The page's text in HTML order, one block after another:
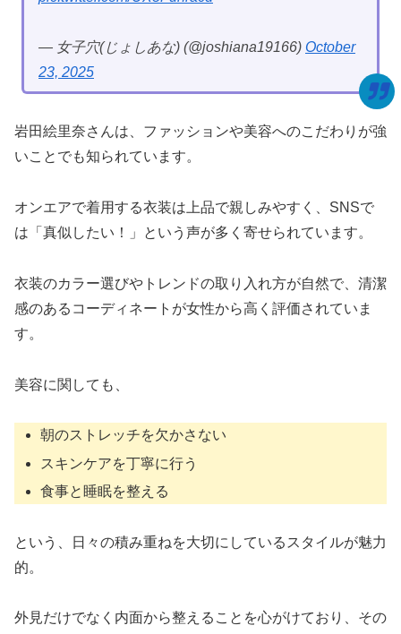
— 女子穴(じょしあな) (@joshiana19166) October
23, 2025
岩田絵里奈さんは、ファッションや美容へのこだわりが強
いことでも知られています。
オンエアで着用する衣装は上品で親しみやすく、SNSで
は「真似したい！」という声が多く寄せられています。
衣装のカラー選びやトレンドの取り入れ方が自然で、清潔
感のあるコーディネートが女性から高く評価されていま
す。
美容に関しても、
朝のストレッチを欠かさない
スキンケアを丁寧に行う
食事と睡眠を整える
という、日々の積み重ねを大切にしているスタイルが魅力
的。
外見だけでなく内面から整えることを心がけており、その